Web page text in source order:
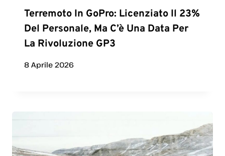
Terremoto In GoPro: Licenziato Il 23%
Del Personale, Ma C’è Una Data Per
La Rivoluzione GP3
8 Aprile 2026